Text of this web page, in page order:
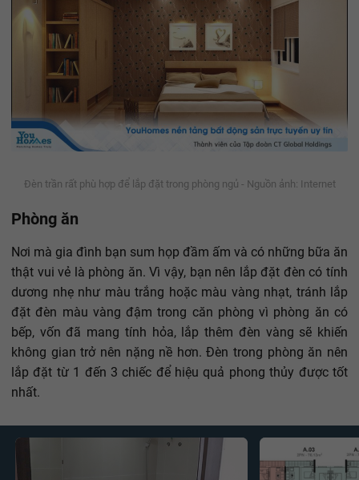
Đèn trần rất phù hợp để lắp đặt trong phòng ngủ - Nguồn ảnh: Internet
Phòng ăn
Nơi mà gia đình bạn sum họp đầm ấm và có những bữa ăn
thật vui vẻ là phòng ăn. Vì vậy, bạn nên lắp đặt đèn có tính
dương nhẹ như màu trắng hoặc màu vàng nhạt, tránh lắp
đặt đèn màu vàng đậm trong căn phòng vì phòng ăn có
bếp, vốn đã mang tính hỏa, lắp thêm đèn vàng sẽ khiến
không gian trở nên nặng nề hơn. Đèn trong phòng ăn nên
lắp đặt từ 1 đến 3 chiếc để hiệu quả phong thủy được tốt
nhất.